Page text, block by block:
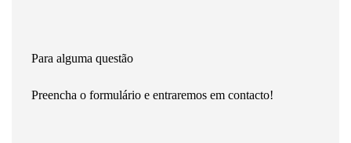
Para alguma questão
Preencha o formulário e entraremos em contacto!